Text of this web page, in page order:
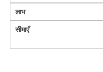
लाभ
सीमाएँ